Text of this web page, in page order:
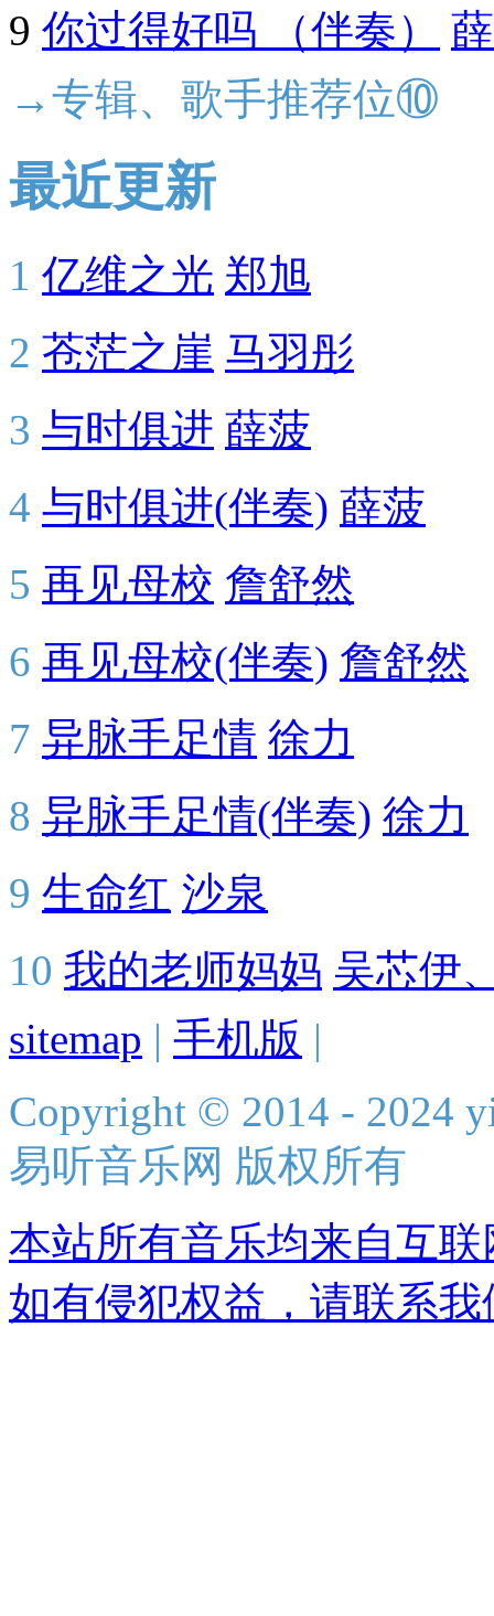
9 你过得好吗 （伴奏）
→专辑、歌手推荐位⑩
最近更新
1 亿维之光 郑旭
2 苍茫之崖 马羽彤
3 与时俱进 薛菠
4 与时俱进(伴奏) 薛菠
5 再见母校 詹舒然
6 再见母校(伴奏) 詹舒然
7 异脉手足情 徐力
8 异脉手足情(伴奏) 徐力
9 生命红 沙泉
10 我的老师妈妈 吴芯伊
sitemap | 手机版 |
Copyright © 2014 - 2024
易听音乐网 版权所有
本站所有音乐均来自互
如有侵犯权益，请联系